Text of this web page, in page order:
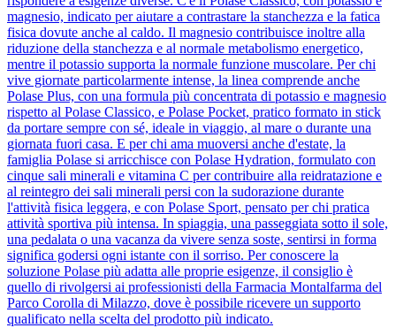
magnesio, indicato per aiutare a contrastare la stanchezza e la fatica
fisica dovute anche al caldo. Il magnesio contribuisce inoltre alla
riduzione della stanchezza e al normale metabolismo energetico,
mentre il potassio supporta la normale funzione muscolare. Per chi
vive giornate particolarmente intense, la linea comprende anche
Polase Plus, con una formula più concentrata di potassio e magnesio
rispetto al Polase Classico, e Polase Pocket, pratico formato in stick
da portare sempre con sé, ideale in viaggio, al mare o durante una
giornata fuori casa. E per chi ama muoversi anche d'estate, la
famiglia Polase si arricchisce con Polase Hydration, formulato con
cinque sali minerali e vitamina C per contribuire alla reidratazione e
al reintegro dei sali minerali persi con la sudorazione durante
l'attività fisica leggera, e con Polase Sport, pensato per chi pratica
attività sportiva più intensa. In spiaggia, una passeggiata sotto il sole,
una pedalata o una vacanza da vivere senza soste, sentirsi in forma
significa godersi ogni istante con il sorriso. Per conoscere la
soluzione Polase più adatta alle proprie esigenze, il consiglio è
quello di rivolgersi ai professionisti della Farmacia Montalfarma del
Parco Corolla di Milazzo, dove è possibile ricevere un supporto
qualificato nella scelta del prodotto più indicato.